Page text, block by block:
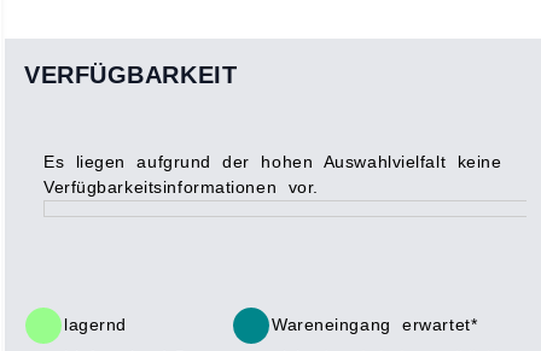
VERFÜGBARKEIT
Es liegen aufgrund der hohen Auswahlvielfalt keine
Verfügbarkeitsinformationen vor.
lagernd
Wareneingang erwartet*